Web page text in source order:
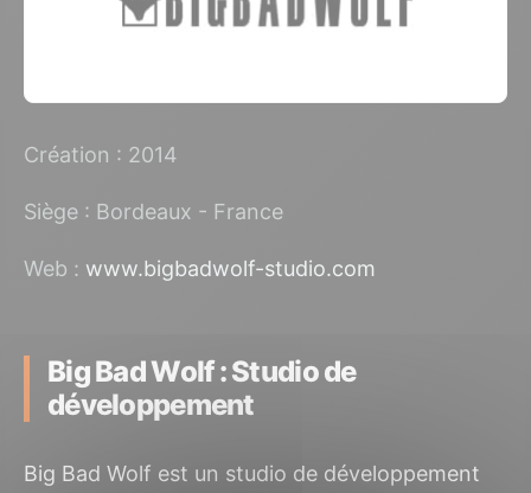
Création : 2014
Siège : Bordeaux - France
Web : www.bigbadwolf-studio.com
Big Bad Wolf : Studio de
développement
Big Bad Wolf est un studio de développement